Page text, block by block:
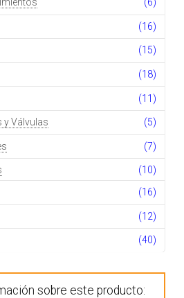
(6)
(16)
(15)
(18)
(11)
y Válvulas (5)
(7)
(10)
(16)
(12)
(40)
sobre este producto: